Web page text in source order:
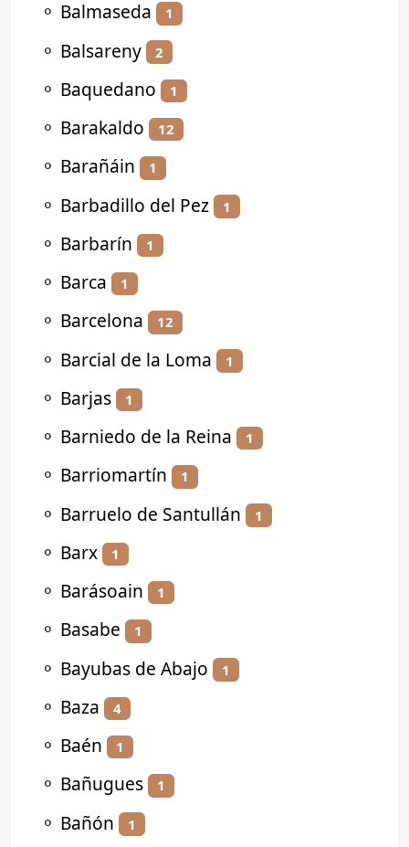
⚬ Balmaseda 1
⚬ Balsareny 2
⚬ Baquedano 1
⚬ Barakaldo 12
⚬ Barañáin 1
⚬ Barbadillo del Pez 1
⚬ Barbarín 1
⚬ Barca 1
⚬ Barcelona 12
⚬ Barcial de la Loma 1
⚬ Barjas 1
⚬ Barniedo de la Reina 1
⚬ Barriomartín 1
⚬ Barruelo de Santullán 1
⚬ Barx 1
⚬ Barásoain 1
⚬ Basabe 1
⚬ Bayubas de Abajo 1
⚬ Baza 4
⚬ Baén 1
⚬ Bañugues 1
⚬ Bañón 1